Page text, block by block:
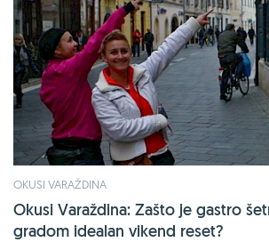
OKUSI VARAŽDINA
Okusi Varaždina: Zašto je gastro
gradom idealan vikend reset?